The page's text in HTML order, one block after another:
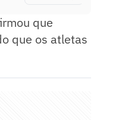
que
que os atletas